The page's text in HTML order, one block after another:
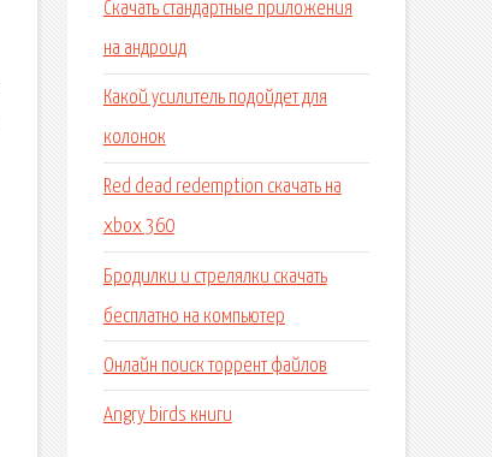
Скачать стандартные приложения
на андроид
Какой усилитель подойдет для
колонок
Red dead redemption скачать на
xbox 360
Бродилки и стрелялки скачать
бесплатно на компьютер
Онлайн поиск торрент файлов
Angry birds книги